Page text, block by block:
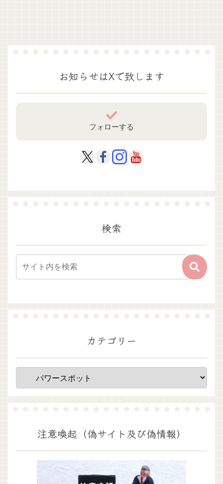
お知らせはXで致します
フォローする
検索
カテゴリー
注意喚起（偽サイト及び偽情報）